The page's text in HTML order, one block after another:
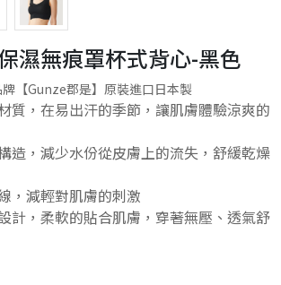
濕無痕罩杯式背心-黑色
牌【Gunze郡是】原裝進口日本製
質，在易出汗的季節，讓肌膚體驗涼爽的
造，減少水份從皮膚上的流失，舒緩乾燥
，減輕對肌膚的刺激
計，柔軟的貼合肌膚，穿著無壓、透氣舒